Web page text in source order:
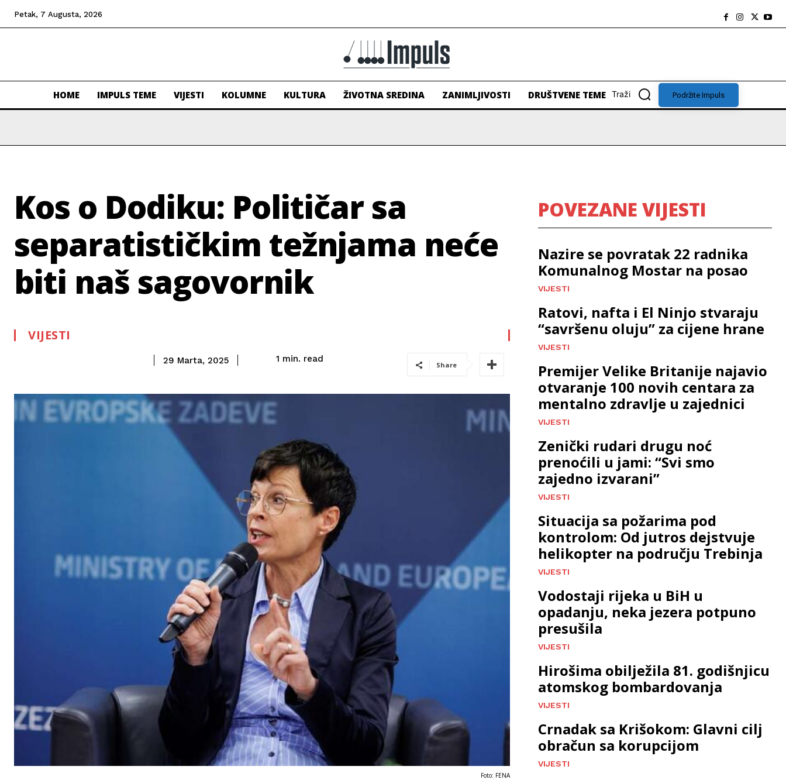
Petak, 7 Augusta, 2026
HOME IMPULS TEME VIJESTI KOLUMNE KULTURA ŽIVOTNA SREDINA ZANIMLJIVOSTI DRUŠTVENE TEME Traži Podržite Impuls
Kos o Dodiku: Političar sa
separatističkim težnjama neće
biti naš sagovornik
VIJESTI
29 Marta, 2025 1 min. read
Share
Foto: FENA
POVEZANE VIJESTI
Nazire se povratak 22 radnika
Komunalnog Mostar na posao
VIJESTI
Ratovi, nafta i El Ninjo stvaraju
“savršenu oluju” za cijene hrane
VIJESTI
Premijer Velike Britanije najavio
otvaranje 100 novih centara za
mentalno zdravlje u zajednici
VIJESTI
Zenički rudari drugu noć
prenoćili u jami: “Svi smo
zajedno izvarani”
VIJESTI
Situacija sa požarima pod
kontrolom: Od jutros dejstvuje
helikopter na području Trebinja
VIJESTI
Vodostaji rijeka u BiH u
opadanju, neka jezera potpuno
presušila
VIJESTI
Hirošima obilježila 81. godišnjicu
atomskog bombardovanja
VIJESTI
Crnadak sa Krišokom: Glavni cilj
obračun sa korupcijom
VIJESTI